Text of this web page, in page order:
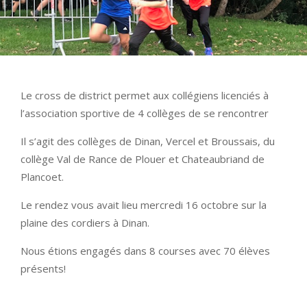
Le cross de district permet aux collégiens licenciés à
l’association sportive de 4 collèges de se rencontrer
Il s’agit des collèges de Dinan, Vercel et Broussais, du
collège Val de Rance de Plouer et Chateaubriand de
Plancoet.
Le rendez vous avait lieu mercredi 16 octobre sur la
plaine des cordiers à Dinan.
Nous étions engagés dans 8 courses avec 70 élèves
présents!